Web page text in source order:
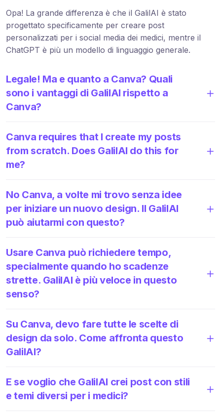
Opa! La grande differenza è che il GalilAI è stato
progettato specificamente per creare post
personalizzati per i social media dei medici, mentre il
ChatGPT è più un modello di linguaggio generale.
Legale! Ma e quanto a Canva? Quali
sono i vantaggi di GalilAI rispetto a
Canva?
Canva requires that I create my posts
from scratch. Does GalilAI do this for
me?
No Canva, a volte mi trovo senza idee
per iniziare un nuovo design. Il GalilAI
può aiutarmi con questo?
Usare Canva può richiedere tempo,
specialmente quando ho scadenze
strette. GalilAI è più veloce in questo
senso?
Su Canva, devo fare tutte le scelte di
design da solo. Come affronta questo
GalilAI?
E se voglio che GalilAI crei post con stili
e temi diversi per i medici?